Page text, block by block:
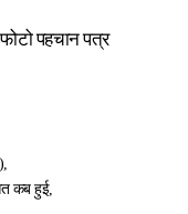
पहचान पत्र
कब हुई